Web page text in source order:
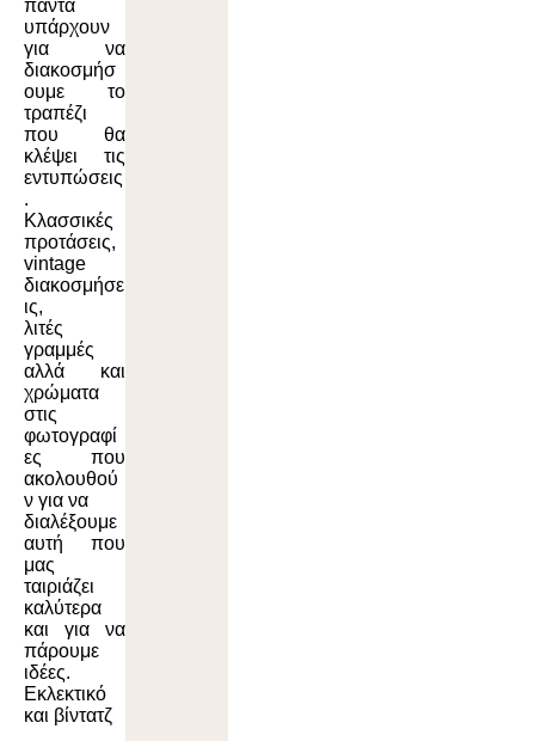
πάντα
υπάρχουν
για να
διακοσμήσ
ουμε το
τραπέζι
που θα
κλέψει τις
εντυπώσεις
.
Κλασσικές
προτάσεις,
vintage
διακοσμήσε
ις,
λιτές
γραμμές
αλλά και
χρώματα
στις
φωτογραφί
ες που
ακολουθού
ν για να
διαλέξουμε
αυτή που
μας
ταιριάζει
καλύτερα
και για να
πάρουμε
ιδέες.
Εκλεκτικό
και βίντατζ